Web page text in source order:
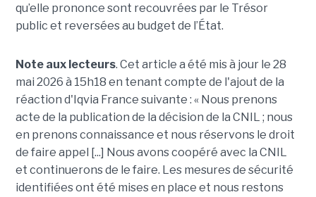
qu’elle prononce sont recouvrées par le Trésor
public et reversées au budget de l’État.
Note aux lecteurs. Cet article a été mis à jour le 28
mai 2026 à 15h18 en tenant compte de l'ajout de la
réaction d'Iqvia France suivante : « Nous prenons
acte de la publication de la décision de la CNIL ; nous
en prenons connaissance et nous réservons le droit
de faire appel [...] Nous avons coopéré avec la CNIL
et continuerons de le faire. Les mesures de sécurité
identifiées ont été mises en place et nous restons